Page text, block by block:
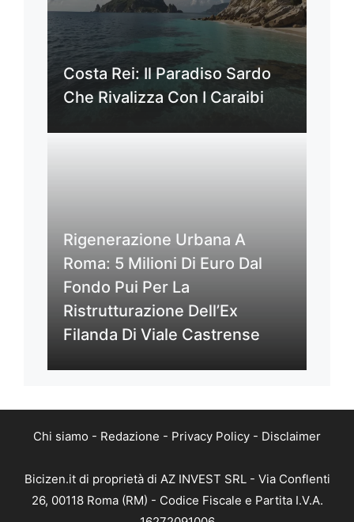
Costa Rei: Il Paradiso Sardo
Che Rivalizza Con I Caraibi
Rigenerazione Urbana A
Roma: 5 Milioni Di Euro Dal
Fondo Pui Per La
Ristrutturazione Dell’Ex
Filanda Di Viale Castrense
Chi siamo - Redazione - Privacy Policy - Disclaimer
Bicizen.it di proprietà di AZ INVEST SRL - Via Conflenti
26, 00118 Roma (RM) - Codice Fiscale e Partita I.V.A.